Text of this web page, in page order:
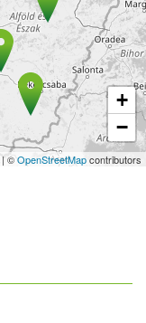
+
−
| ©OpenStreetMapcontributors